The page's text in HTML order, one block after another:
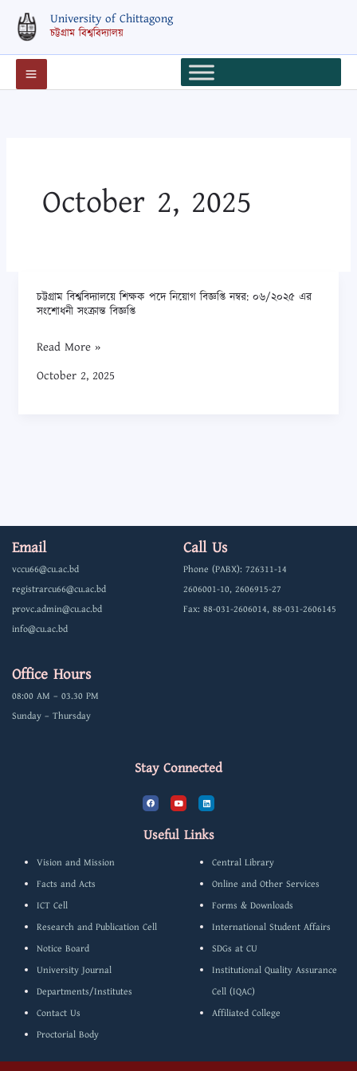
content
University of Chittagong
চট্টগ্রাম বিশ্ববিদ্যালয়
October 2, 2025
চট্টগ্রাম বিশ্ববিদ্যালয়ে শিক্ষক পদে নিয়োগ বিজ্ঞপ্তি নম্বর: ০৬/২০২৫ এর
সংশোধনী সংক্রান্ত বিজ্ঞপ্তি
চট্টগ্রাম
শিক্ষক
নিয়োগ
বিজ্ঞপ্তি
Read More »
October 2, 2025
Email
vccu66@cu.ac.bd
registrarcu66@cu.ac.bd
provc.admin@cu.ac.bd
info@cu.ac.bd
Call Us
Phone (PABX): 726311-14
2606001-10, 2606915-27
Fax: 88-031-2606014, 88-031-2606145
Office Hours
08:00 AM – 03.30 PM
Sunday – Thursday
Stay Connected
F
a
c
b
o
Y
o
u
u
L
i
n
d
Useful Links
Vision and Mission
Facts and Acts
ICT Cell
Research and Publication Cell
Notice Board
University Journal
Departments/Institutes
Contact Us
Proctorial Body
Central Library
Online and Other Services
Forms & Downloads
International Student Affairs
SDGs at CU
Institutional Quality Assurance
Cell (IQAC)
Affiliated College